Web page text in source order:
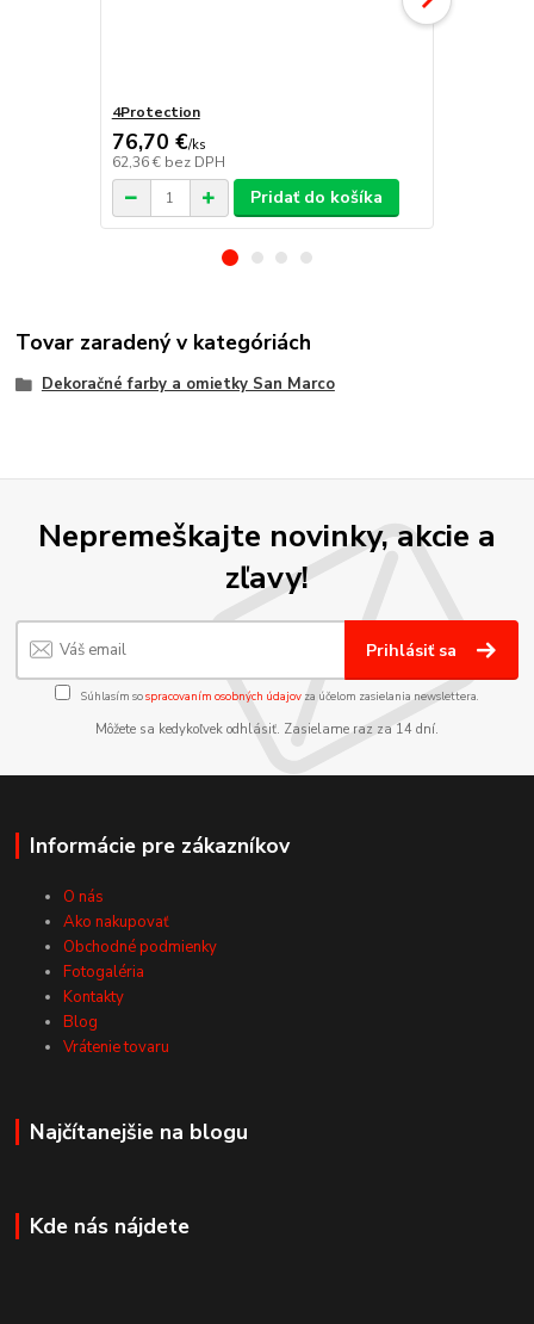
4Protection
76,70 €/ks
62,36 € bez DPH
Pridať do košíka
Tovar zaradený v kategóriách
Dekoračné farby a omietky San Marco
Nepremeškajte novinky, akcie a
zľavy!
Prihlásiť sa
Súhlasím sospracovaním osobných údajov za účelom zasielania newslettera.
Môžete sa kedykoľvek odhlásiť. Zasielame raz za 14 dní.
Informácie pre zákazníkov
O nás
Ako nakupovať
Obchodné podmienky
Fotogaléria
Kontakty
Blog
Vrátenie tovaru
Najčítanejšie na blogu
Kde nás nájdete